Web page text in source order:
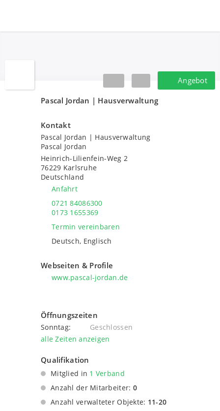
Angebot
Pascal Jordan | Hausverwaltung
Kontakt
Pascal Jordan | Hausverwaltung
Pascal Jordan
Heinrich-Lilienfein-Weg 2
76229 Karlsruhe
Deutschland
Anfahrt
0721 84086300
0173 1655369
Termin vereinbaren
Deutsch, Englisch
Webseiten & Profile
www.pascal-jordan.de
Öffnungszeiten
Sonntag:
Geschlossen
alle Zeiten anzeigen
Qualifikation
Mitglied in 1 Verband
in einem anderen Verband Mitglied
Anzahl der Mitarbeiter: 0
Anzahl verwalteter Objekte: 11-20